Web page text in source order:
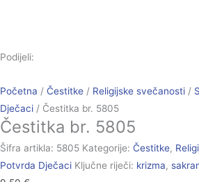
Podijeli:
Početna / Čestitke / Religijske svečanosti /
Dječaci / Čestitka br. 5805
Čestitka br. 5805
Šifra artikla: 5805 Kategorije: Čestitke,
Potvrda Dječaci Ključne riječi: krizma,